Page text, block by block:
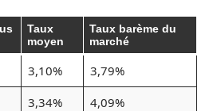
Taux
moyen
Taux barème du
marché
3,10%
3,79%
3,34%
4,09%